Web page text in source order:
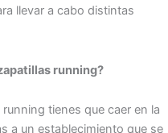
llevar a cabo distintas
running?
tienes que caer en la
a un establecimiento que se